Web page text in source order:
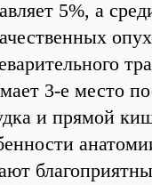
5%, а
3-е место
и прямой